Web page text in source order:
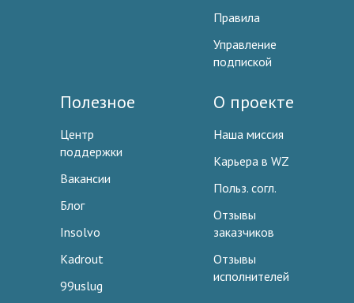
Правила
Управление
подпиской
Полезное
Центр
поддержки
Вакансии
Блог
Insolvo
Kadrout
99uslug
О проекте
Наша миссия
Карьера в WZ
Польз. согл.
Отзывы
заказчиков
Отзывы
исполнителей